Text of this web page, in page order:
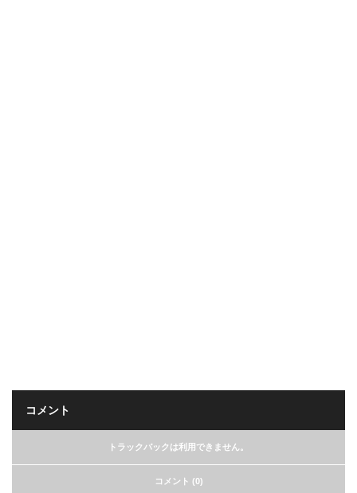
コメント
トラックバックは利用できません。
コメント (0)